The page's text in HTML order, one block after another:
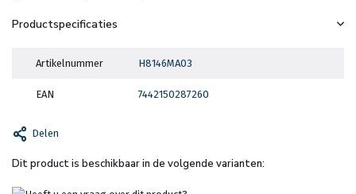
Productspecificaties
Artikelnummer H8146MA03
EAN 7442150287260
Delen
Dit product is beschikbaar in de volgende varianten: